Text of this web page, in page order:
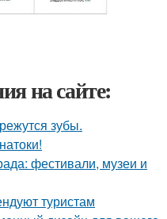
на сайте:
зубы.
фестивали, музеи и
туристам